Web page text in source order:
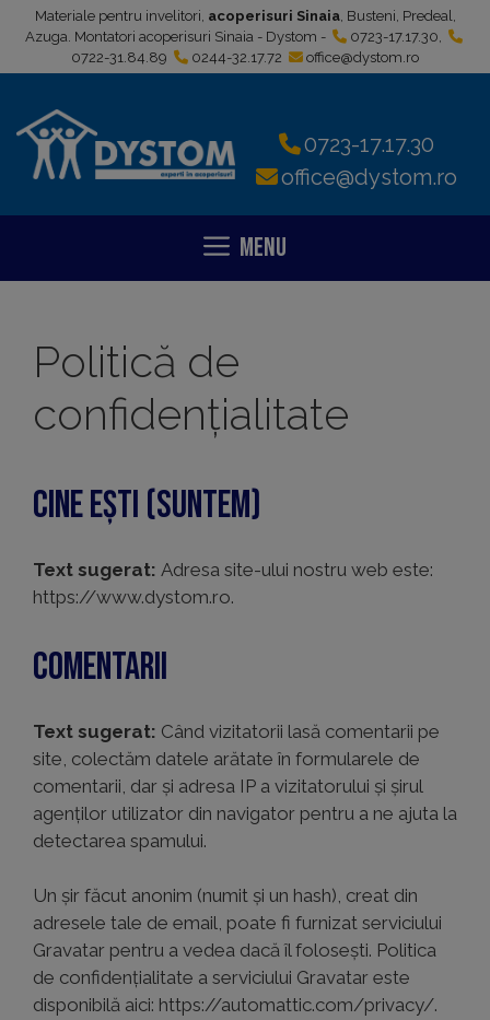
Materiale pentru invelitori, acoperisuri Sinaia, Busteni, Predeal,
Azuga. Montatori acoperisuri Sinaia - Dystom -
0723-17.17.30,
0722-31.84.89
0244-32.17.72 office@dystom.ro
0723-17.17.30
office@dystom.ro
Menu
Politică de
confidențialitate
Cine ești (suntem)
Text sugerat: Adresa site-ului nostru web este:
https://www.dystom.ro.
Comentarii
Text sugerat: Când vizitatorii lasă comentarii pe
site, colectăm datele arătate în formularele de
comentarii, dar și adresa IP a vizitatorului și șirul
agenților utilizator din navigator pentru a ne ajuta la
detectarea spamului.
Un șir făcut anonim (numit și un hash), creat din
adresele tale de email, poate fi furnizat serviciului
Gravatar pentru a vedea dacă îl folosești. Politica
de confidențialitate a serviciului Gravatar este
disponibilă aici: https://automattic.com/privacy/.